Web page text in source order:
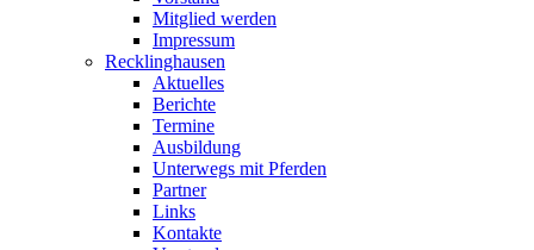
Mitglied werden
Impressum
Recklinghausen
Aktuelles
Berichte
Termine
Ausbildung
Unterwegs mit Pferden
Partner
Links
Kontakte